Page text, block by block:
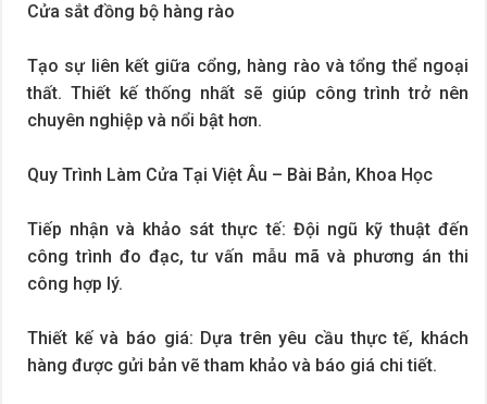
Cửa sắt đồng bộ hàng rào
Tạo sự liên kết giữa cổng, hàng rào và tổng thể ngoại
thất. Thiết kế thống nhất sẽ giúp công trình trở nên
chuyên nghiệp và nổi bật hơn.
Quy Trình Làm Cửa Tại Việt Âu – Bài Bản, Khoa Học
Tiếp nhận và khảo sát thực tế: Đội ngũ kỹ thuật đến
công trình đo đạc, tư vấn mẫu mã và phương án thi
công hợp lý.
Thiết kế và báo giá: Dựa trên yêu cầu thực tế, khách
hàng được gửi bản vẽ tham khảo và báo giá chi tiết.